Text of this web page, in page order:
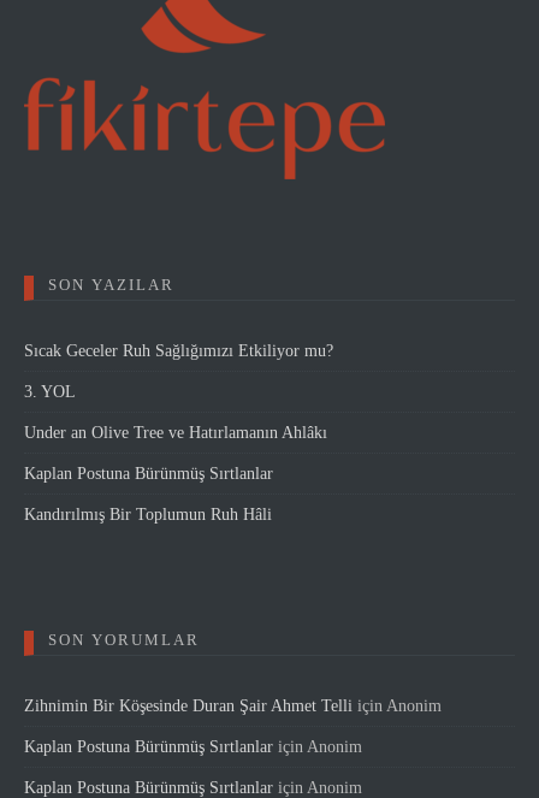
SON YAZILAR
Sıcak Geceler Ruh Sağlığımızı Etkiliyor mu?
3. YOL
Under an Olive Tree ve Hatırlamanın Ahlâkı
Kaplan Postuna Bürünmüş Sırtlanlar
Kandırılmış Bir Toplumun Ruh Hâli
SON YORUMLAR
Zihnimin Bir Köşesinde Duran Şair Ahmet Telli için Anonim
Kaplan Postuna Bürünmüş Sırtlanlar için Anonim
Kaplan Postuna Bürünmüş Sırtlanlar için Anonim